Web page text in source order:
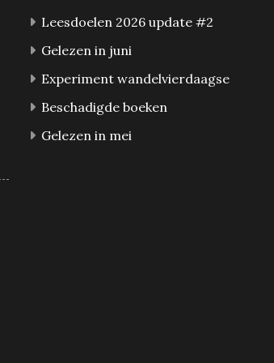
Leesdoelen 2026 update #2
Gelezen in juni
Experiment wandelvierdaagse
Beschadigde boeken
Gelezen in mei